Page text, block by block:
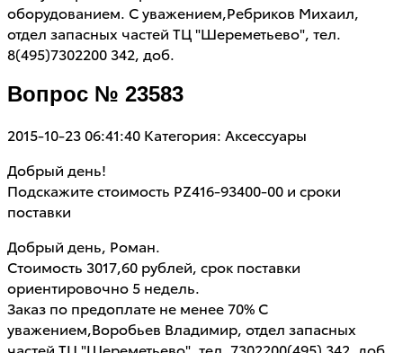
оборудованием. С уважением,Ребриков Михаил,
отдел запасных частей ТЦ "Шереметьево", тел.
8(495)7302200 342, доб.
Вопрос № 23583
2015-10-23 06:41:40 Категория: Аксессуары
Добрый день!
Подскажите стоимость РZ416-93400-00 и сроки
поставки
Добрый день, Роман.
Стоимость 3017,60 рублей, срок поставки
ориентировочно 5 недель.
Заказ по предоплате не менее 70% С
уважением,Воробьев Владимир, отдел запасных